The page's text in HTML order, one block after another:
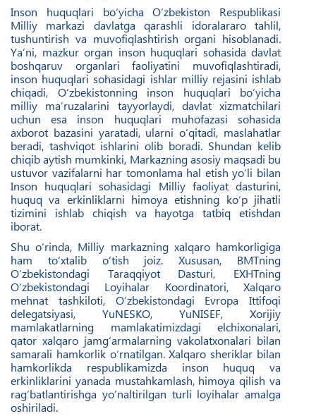
Inson huquqlari bo‘yicha O‘zbekiston Respublikasi
Milliy markazi davlatga qarashli idoralararo tahlil,
tushuntirish va muvofiqlashtirish organi hisoblanadi.
Ya’ni, mazkur organ inson huquqlari sohasida davlat
boshqaruv organlari faoliyatini muvofiqlashtiradi,
inson huquqlari sohasidagi ishlar milliy rejasini ishlab
chiqadi, O‘zbekistonning inson huquqlari bo‘yicha
milliy ma’ruzalarini tayyorlaydi, davlat xizmatchilari
uchun esa inson huquqlari muhofazasi sohasida
axborot bazasini yaratadi, ularni o‘qitadi, maslahatlar
beradi, tashviqot ishlarini olib boradi. Shundan kelib
chiqib aytish mumkinki, Markazning asosiy maqsadi bu
ustuvor vazifalarni har tomonlama hal etish yo‘li bilan
Inson huquqlari sohasidagi Milliy faoliyat dasturini,
huquq va erkinliklarni himoya etishning ko‘p jihatli
tizimini ishlab chiqish va hayotga tatbiq etishdan
iborat.
Shu o‘rinda, Milliy markazning xalqaro hamkorligiga
ham to‘xtalib o‘tish joiz. Xususan, BMTning
O‘zbekistondagi Taraqqiyot Dasturi, EXHTning
O‘zbekistondagi Loyihalar Koordinatori, Xalqaro
mehnat tashkiloti, O‘zbekistondagi Evropa Ittifoqi
delegatsiyasi, YuNESKO, YuNISEF, Xorijiy
mamlakatlarning mamlakatimizdagi elchixonalari,
qator xalqaro jamg‘armalarning vakolatxonalari bilan
samarali hamkorlik o‘rnatilgan. Xalqaro sheriklar bilan
hamkorlikda respublikamizda inson huquq va
erkinliklarini yanada mustahkamlash, himoya qilish va
rag‘batlantirishga yo‘naltirilgan turli loyihalar amalga
oshiriladi.